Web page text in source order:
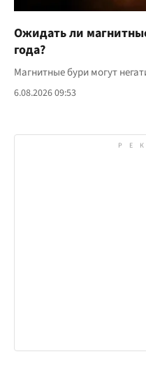
Ожидать ли
года?
Магнитные бури могут
6.08.2026 09:53